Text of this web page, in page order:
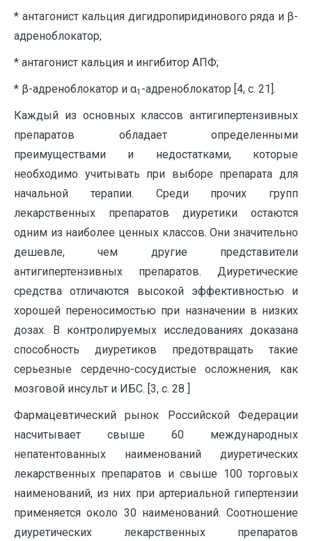
* антагонист кальция дигидропиридинового ряда и β-
адреноблокатор;
* антагонист кальция и ингибитор АПФ;
* β-адреноблокатор и α1 -адреноблокатор [4, с. 21].
Каждый из основных классов антигипертензивных
препаратов обладает определенными
преимуществами и недостатками, которые
необходимо учитывать при выборе препарата для
начальной терапии. Среди прочих групп
лекарственных препаратов диуретики остаются
одним из наиболее ценных классов. Они значительно
дешевле, чем другие представители
антигипертензивных препаратов. Диуретические
средства отличаются высокой эффективностью и
хорошей переносимостью при назначении в низких
дозах. В контролируемых исследованиях доказана
способность диуретиков предотвращать такие
серьезные сердечно-сосудистые осложнения, как
мозговой инсульт и ИБС. [3, с. 28 ]
Фармацевтический рынок Российской Федерации
насчитывает свыше 60 международных
непатентованных наименований диуретических
лекарственных препаратов и свыше 100 торговых
наименований, из них при артериальной гипертензии
применяется около 30 наименований. Соотношение
диуретических лекарственных препаратов